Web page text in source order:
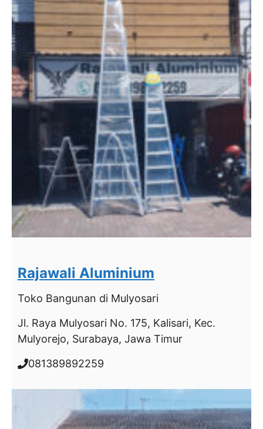
Rajawali Aluminium
Toko Bangunan di Mulyosari
Jl. Raya Mulyosari No. 175, Kalisari, Kec.
Mulyorejo, Surabaya, Jawa Timur
081389892259